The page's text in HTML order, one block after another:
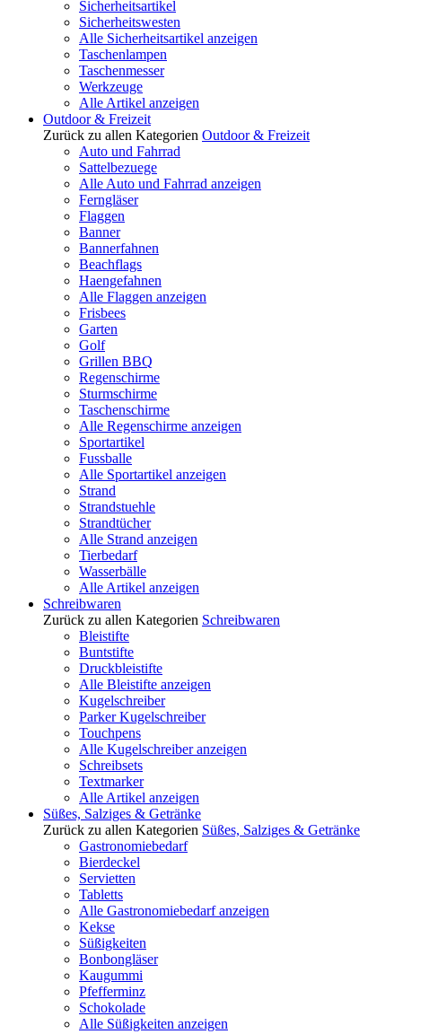
Sicherheitsartikel
Sicherheitswesten
Alle Sicherheitsartikel anzeigen
Taschenlampen
Taschenmesser
Werkzeuge
Alle Artikel anzeigen
Outdoor & Freizeit
Zurück zu allen Kategorien Outdoor & Freizeit
Auto und Fahrrad
Sattelbezuege
Alle Auto und Fahrrad anzeigen
Ferngläser
Flaggen
Banner
Bannerfahnen
Beachflags
Haengefahnen
Alle Flaggen anzeigen
Frisbees
Garten
Golf
Grillen BBQ
Regenschirme
Sturmschirme
Taschenschirme
Alle Regenschirme anzeigen
Sportartikel
Fussballe
Alle Sportartikel anzeigen
Strand
Strandstuehle
Strandtücher
Alle Strand anzeigen
Tierbedarf
Wasserbälle
Alle Artikel anzeigen
Schreibwaren
Zurück zu allen Kategorien Schreibwaren
Bleistifte
Buntstifte
Druckbleistifte
Alle Bleistifte anzeigen
Kugelschreiber
Parker Kugelschreiber
Touchpens
Alle Kugelschreiber anzeigen
Schreibsets
Textmarker
Alle Artikel anzeigen
Süßes, Salziges & Getränke
Zurück zu allen Kategorien Süßes, Salziges & Getränke
Gastronomiebedarf
Bierdeckel
Servietten
Tabletts
Alle Gastronomiebedarf anzeigen
Kekse
Süßigkeiten
Bonbongläser
Kaugummi
Pfefferminz
Schokolade
Alle Süßigkeiten anzeigen